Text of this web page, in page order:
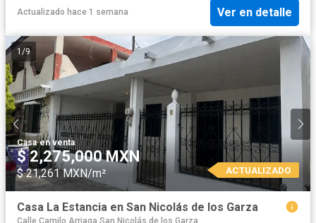
Actualizado hace 1 semana Ver en detalle
1 /9
Casa·en venta
$ 2,275,000 MXN
$ 21,261 MXN/m² ACTUALIZADO
Casa La Estancia en San Nicolás de los Garza
Calle Camilo Arriaga San Nicolás de los Garza